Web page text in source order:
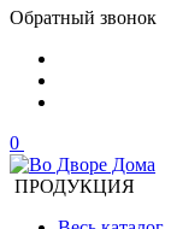
Обратный звонок
0
ПРОДУКЦИЯ